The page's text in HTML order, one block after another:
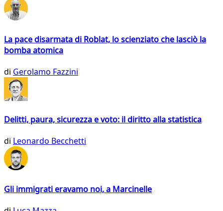
La pace disarmata di Roblat, lo scienziato che lasciò la
bomba atomica
di Gerolamo Fazzini
Delitti, paura, sicurezza e voto: il diritto alla statistica
di Leonardo Becchetti
Gli immigrati eravamo noi, a Marcinelle